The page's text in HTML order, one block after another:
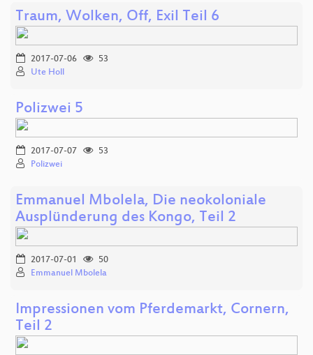
Traum, Wolken, Off, Exil Teil 6
2017-07-06
53
Ute Holl
Polizwei 5
2017-07-07
53
Polizwei
Emmanuel Mbolela, Die neokoloniale
Ausplünderung des Kongo, Teil 2
2017-07-01
50
Emmanuel Mbolela
Impressionen vom Pferdemarkt, Cornern,
Teil 2